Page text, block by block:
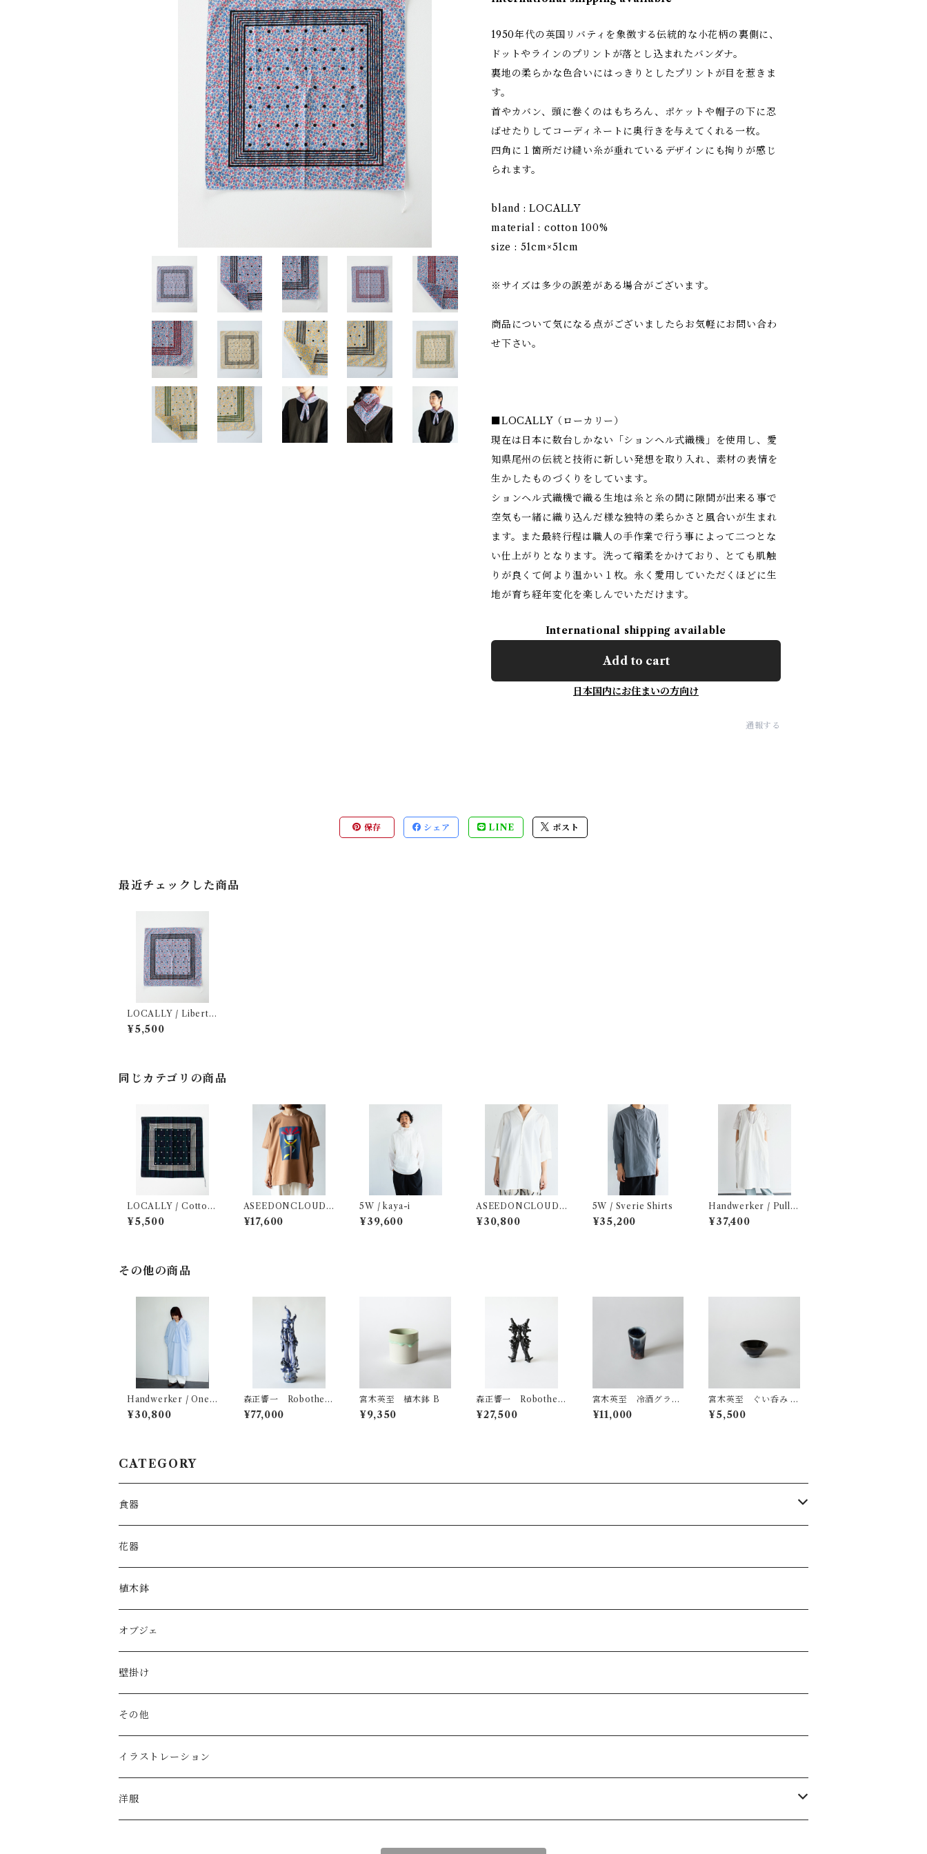
1950年代の英国リバティを象徴する伝統的な小花柄の裏側に、
ドットやラインのプリントが落とし込まれたバンダナ。
裏地の柔らかな色合いにはっきりとしたプリントが目を惹きま
す。
首やカバン、頭に巻くのはもちろん、ポケットや帽子の下に忍
ばせたりしてコーディネートに奥行きを与えてくれる一枚。
四角に１箇所だけ縫い糸が垂れているデザインにも拘りが感じ
られます。
bland : LOCALLY
material : cotton 100%
size : 51cm×51cm
※サイズは多少の誤差がある場合がございます。
商品について気になる点がございましたらお気軽にお問い合わ
せ下さい。
■LOCALLY（ローカリー）
現在は日本に数台しかない「ションヘル式織機」を使用し、愛
知県尾州の伝統と技術に新しい発想を取り入れ、素材の表情を
生かしたものづくりをしています。
ションヘル式織機で織る生地は糸と糸の間に隙間が出来る事で
空気も一緒に織り込んだ様な独特の柔らかさと風合いが生まれ
ます。また最終行程は職人の手作業で行う事によって二つとな
い仕上がりとなります。洗って縮柔をかけており、とても肌触
りが良くて何より温かい１枚。永く愛用していただくほどに生
地が育ち経年変化を楽しんでいただけます。
International shipping available
Add to cart
日本国内にお住まいの方向け
通報する
保存 シェア LINE ポスト
最近チェックした商品
LOCALLY / Liberty
on Print Bandana
¥5,500
同じカテゴリの商品
LOCALLY / Cotton
Linen Black Watch o
n Print Bandana
¥5,500
ASEEDONCLOUD /
Kafusho T-shirt
¥17,600
5W / kaya-i
¥39,600
ASEEDONCLOUD /
Hae Seilor Shirt
¥30,800
5W / Sverie Shirts
¥35,200
Handwerker / Pull-
on Dress
¥37,400
その他の商品
Handwerker / One-
Piece
¥30,800
森正響一 Robother
o 028
¥77,000
宮木英至 植木鉢 B
¥9,350
森正響一 Robother
o 007
¥27,500
宮木英至 冷酒グラス
C
¥11,000
宮木英至 ぐい呑み 平
（ブラック）
¥5,500
CATEGORY
食器
皿
鉢
片口
湯呑み・カップ
酒器
その他
ゴブレット
花器
植木鉢
オブジェ
壁掛け
その他
イラストレーション
洋服